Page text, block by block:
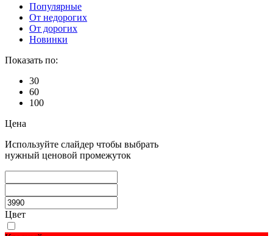
Популярные
От недорогих
От дорогих
Новинки
Показать по:
30
60
100
Цена
Используйте слайдер чтобы выбрать
нужный ценовой промежуток
Цвет